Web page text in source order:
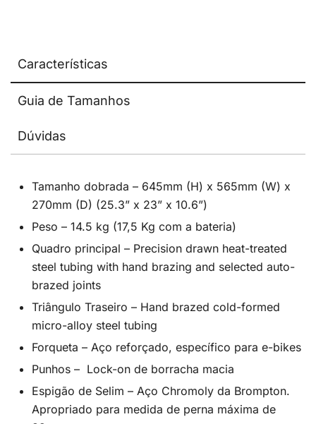
Características
Guia de Tamanhos
Dúvidas
Tamanho dobrada – 645mm (H) x 565mm (W) x
270mm (D) (25.3” x 23” x 10.6”)
Peso – 14.5 kg (17,5 Kg com a bateria)
Quadro principal – Precision drawn heat-treated
steel tubing with hand brazing and selected auto-
brazed joints
Triângulo Traseiro – Hand brazed cold-formed
micro-alloy steel tubing
Forqueta – Aço reforçado, específico para e-bikes
Punhos – Lock-on de borracha macia
Espigão de Selim – Aço Chromoly da Brompton.
Apropriado para medida de perna máxima de